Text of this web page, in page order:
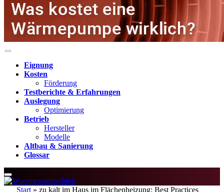
Eignung
Kosten
Förderung
Testberichte & Erfahrungen
Auslegung
Optimierung
Betrieb
Hersteller
Modelle
Altbau & Sanierung
Glossar
Start » zu kalt im Haus im Flächenheizung: Best Practices